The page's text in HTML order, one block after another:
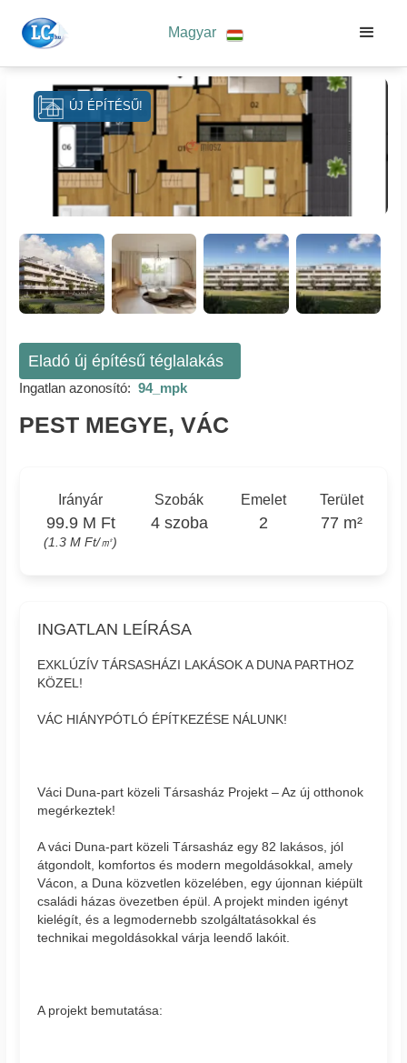
Magyar
ÚJ ÉPÍTÉSŰ!
Eladó új építésű téglalakás
Ingatlan azonosító: 94_mpk
PEST MEGYE, VÁC
Irányár
99.9 M Ft
(1.3 M Ft/㎡)
Szobák
4 szoba
Emelet
2
Terület
77 m²
INGATLAN LEÍRÁSA
EXKLÚZÍV TÁRSASHÁZI LAKÁSOK A DUNA PARTHOZ
KÖZEL!
VÁC HIÁNYPÓTLÓ ÉPÍTKEZÉSE NÁLUNK!
Váci Duna-part közeli Társasház Projekt – Az új otthonok
megérkeztek!
A váci Duna-part közeli Társasház egy 82 lakásos, jól
átgondolt, komfortos és modern megoldásokkal, amely
Vácon, a Duna közvetlen közelében, egy újonnan kiépült
családi házas övezetben épül. A projekt minden igényt
kielégít, és a legmodernebb szolgáltatásokkal és
technikai megoldásokkal várja leendő lakóit.
A projekt bemutatása: